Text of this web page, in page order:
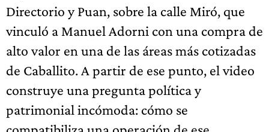
Directorio y Puan, sobre la calle Miró, que
vinculó a Manuel Adorni con una compra de
alto valor en una de las áreas más cotizadas
de Caballito. A partir de ese punto, el video
construye una pregunta política y
patrimonial incómoda: cómo se